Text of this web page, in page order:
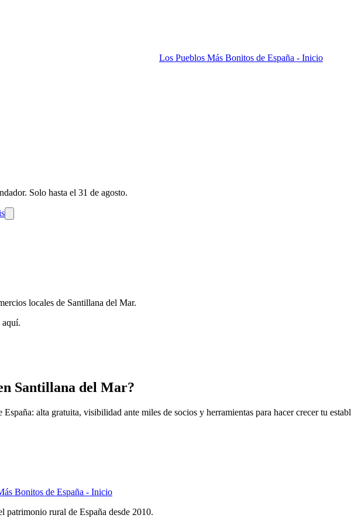
Los Pueblos Más Bonitos de España - Inicio
Solo hasta el 31 de agosto.
locales de Santillana del Mar.
aquí.
Santillana del Mar?
alta gratuita, visibilidad ante miles de socios y herramientas para hacer crecer tu
Bonitos de España - Inicio
patrimonio rural de España desde 2010.